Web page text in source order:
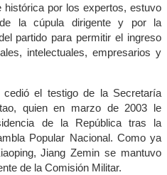
histórica por los expertos, estuvo
la cúpula dirigente y por la
partido para permitir el ingreso
intelectuales, empresarios y
el testigo de la Secretaría
quien en marzo de 2003 le
de la República tras la
Popular Nacional. Como ya
Jiang Zemin se mantuvo
de la Comisión Militar.